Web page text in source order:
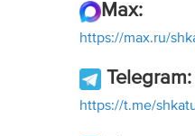
Max:
https://max.ru/
Telegram:
https://t.me/